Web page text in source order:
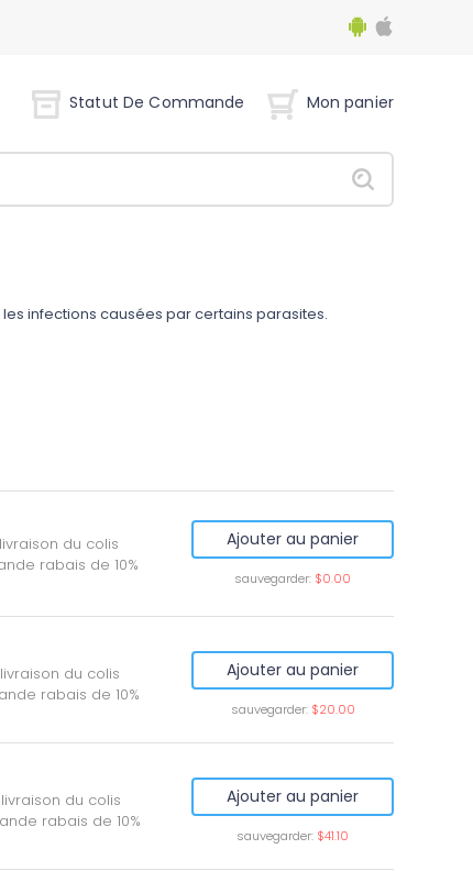
Statut De Commande Mon panier
infections causées par certains parasites.
du colis
rabais de 10%
Ajouter au panier
sauvegarder: $0.00
du colis
rabais de 10%
Ajouter au panier
sauvegarder: $20.00
du colis
rabais de 10%
Ajouter au panier
sauvegarder: $41.10